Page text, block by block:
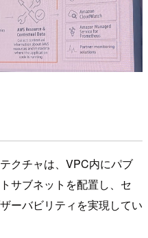
クチャは、VPC内にパブ
サブネットを配置し、セ
ーバビリティを実現してい